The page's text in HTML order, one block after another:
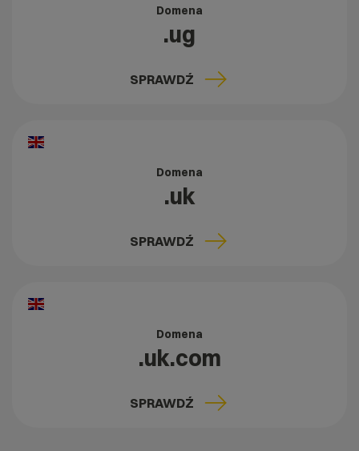
Domena
.ug
SPRAWDŹ
Domena
.uk
SPRAWDŹ
Domena
.uk.com
SPRAWDŹ